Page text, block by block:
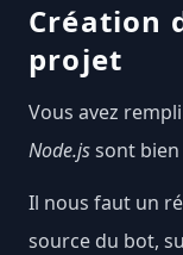
Création
projet
Vous avez
Node.jssont bien
Il nous faut un
source du bot,